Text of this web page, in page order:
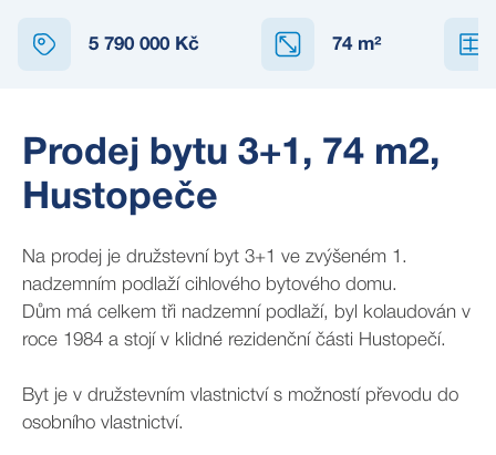
5 790 000 Kč 74m²
Prodej bytu 3+1, 74 m2,
Hustopeče
Na prodej je družstevní byt 3+1 ve zvýšeném 1.
nadzemním podlaží cihlového bytového domu.
Dům má celkem tři nadzemní podlaží, byl kolaudován v
roce 1984 a stojí v klidné rezidenční části Hustopečí.
Byt je v družstevním vlastnictví s možností převodu do
osobního vlastnictví.